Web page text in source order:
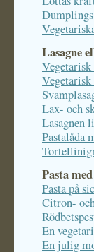
Dumplings
Lasagne
Vegetarisk
Vegetarisk
Lax- och
Lasagnen
Pastalåda
Pasta
Pasta på
Citron-
En
En julig